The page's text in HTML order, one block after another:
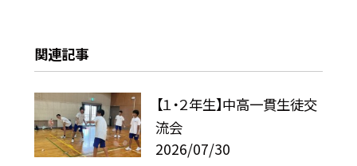
関連記事
【１・２年生】中高一貫生徒交
流会
2026/07/30